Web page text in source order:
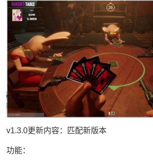
v1.3.0更新内容：匹配新版本
功能：